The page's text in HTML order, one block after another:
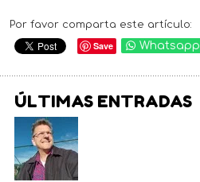
Por favor comparta este artículo:
Save Whatsapp
ÚLTIMAS ENTRADAS